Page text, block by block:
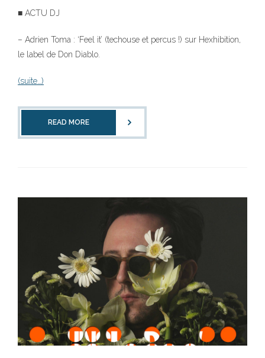
■ ACTU DJ
– Adrien Toma : ‘Feel it’ (techouse et percus !) sur Hexhibition,
le label de Don Diablo.
(suite…)
READ MORE